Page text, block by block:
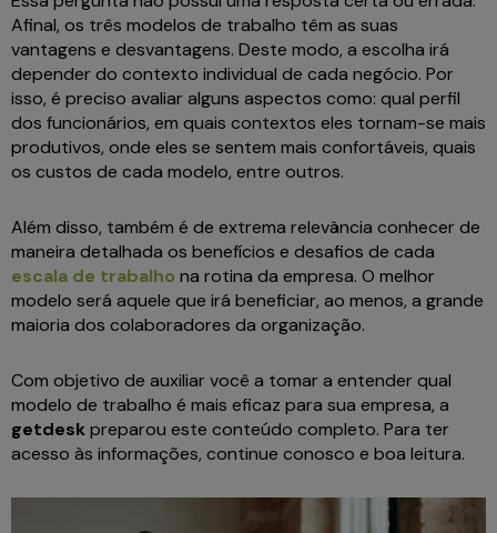
Afinal, os três modelos de trabalho têm as suas
vantagens e desvantagens. Deste modo, a escolha irá
depender do contexto individual de cada negócio. Por
isso, é preciso avaliar alguns aspectos como: qual perfil
dos funcionários, em quais contextos eles tornam-se mais
produtivos, onde eles se sentem mais confortáveis, quais
os custos de cada modelo, entre outros.
Além disso, também é de extrema relevância conhecer de
maneira detalhada os benefícios e desafios de cada
escala de trabalho na rotina da empresa. O melhor
modelo será aquele que irá beneficiar, ao menos, a grande
maioria dos colaboradores da organização.
Com objetivo de auxiliar você a tomar a entender qual
modelo de trabalho é mais eficaz para sua empresa, a
getdeskpreparou este conteúdo completo. Para ter
acesso às informações, continue conosco e boa leitura.